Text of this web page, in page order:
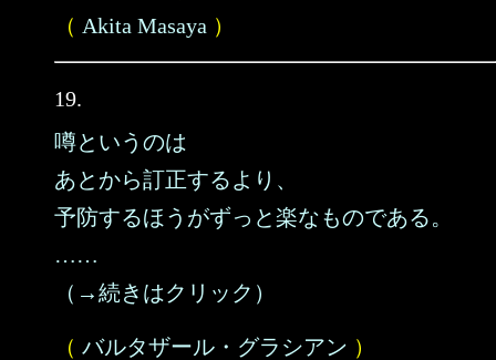
（ Akita Masaya ）
19.
噂というのは
あとから訂正するより、
予防するほうがずっと楽なものである。
……
（→続きはクリック）
（ バルタザール・グラシアン ）